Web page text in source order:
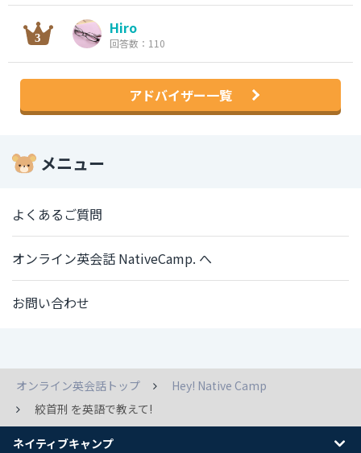
Hiro
回答数：110
アドバイザー一覧
メニュー
よくあるご質問
オンライン英会話 NativeCamp. へ
お問い合わせ
オンライン英会話トップ
Hey! Native Camp
絞首刑 を英語で教えて!
ネイティブキャンプ